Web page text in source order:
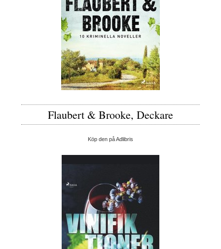
Flaubert & Brooke, Deckare
Köp den på Adlibris